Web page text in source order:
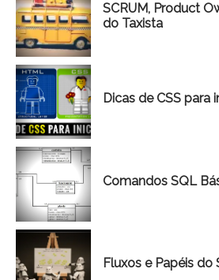
SCRUM, Product
do Taxista
Dicas de CSS para
Comandos SQL
Fluxos e Papéis do